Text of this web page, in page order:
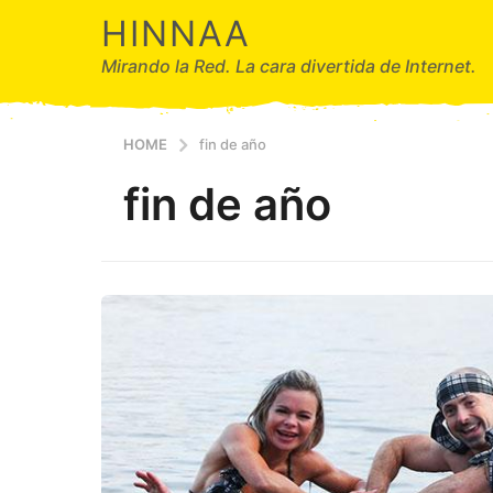
HINNAA
Mirando la Red. La cara divertida de Internet.
HOME fin de año
fin de año